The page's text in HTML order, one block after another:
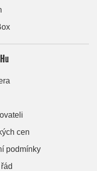
cen
podmínky